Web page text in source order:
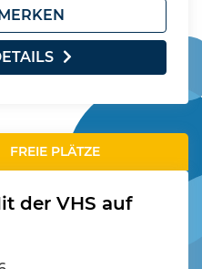
FREIE PLÄTZE
der VHS auf